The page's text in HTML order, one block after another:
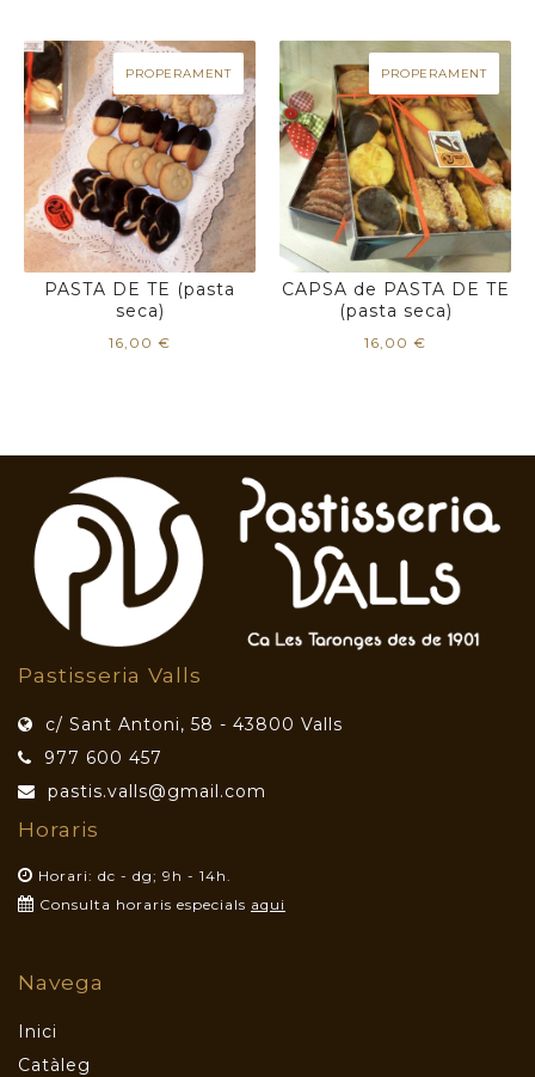
PASTA DE TE (pasta
seca)
16,00 €
PROPERAMENT
CAPSA de PASTA DE TE
(pasta seca)
16,00 €
PROPERAMENT
Pastisseria Valls
c/ Sant Antoni, 58 - 43800 Valls
977 600 457
pastis.valls@gmail.com
Horaris
Horari: dc - dg; 9h - 14h.
Consulta horaris especials aqui
Navega
Inici
Catàleg